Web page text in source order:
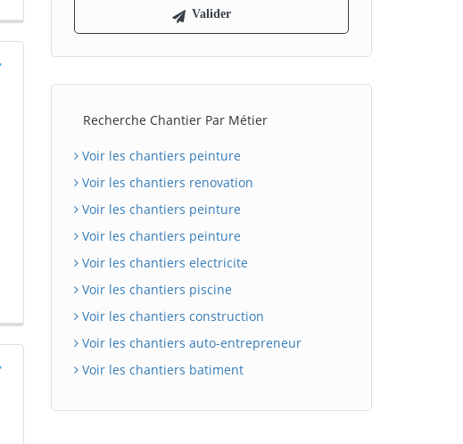
Recherche Chantier Par Métier
Voir les chantiers peinture
Voir les chantiers renovation
Voir les chantiers peinture
Voir les chantiers peinture
Voir les chantiers electricite
Voir les chantiers piscine
Voir les chantiers construction
Voir les chantiers auto-entrepreneur
Voir les chantiers batiment